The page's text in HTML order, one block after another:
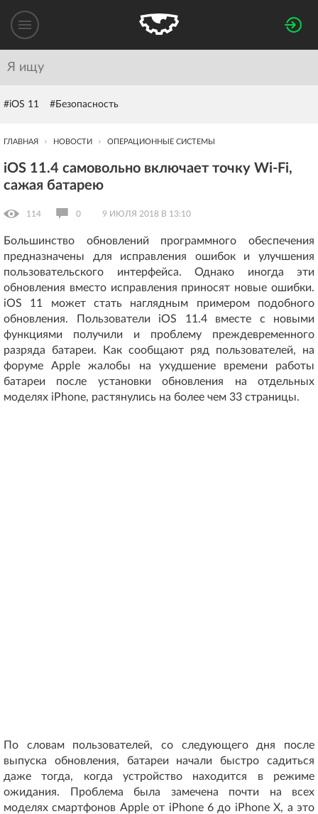
#iOS 11 #Безопасность
ГЛАВНАЯ НОВОСТИ ОПЕРАЦИОННЫЕ СИСТЕМЫ
iOS 11.4 самовольно включает точку Wi-Fi,
сажая батарею
114 0 9 ИЮЛЯ 2018 В 13:10
Большинство обновлений программного обеспечения
предназначены для исправления ошибок и улучшения
пользовательского интерфейса. Однако иногда эти
обновления вместо исправления приносят новые ошибки.
iOS 11 может стать наглядным примером подобного
обновления. Пользователи iOS 11.4 вместе с новыми
функциями получили и проблему преждевременного
разряда батареи. Как сообщают ряд пользователей, на
форуме Apple жалобы на ухудшение времени работы
батареи после установки обновления на отдельных
моделях iPhone, растянулись на более чем 33 страницы.
По словам пользователей, со следующего дня после
выпуска обновления, батареи начали быстро садиться
даже тогда, когда устройство находится в режиме
ожидания. Проблема была замечена почти на всех
моделях смартфонов Apple от iPhone 6 до iPhone X, а это